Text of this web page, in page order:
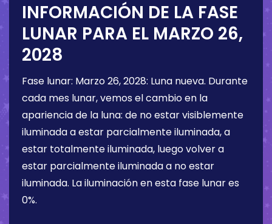
INFORMACIÓN DE LA FASE
LUNAR PARA EL MARZO 26,
2028
Fase lunar: Marzo 26, 2028: Luna nueva. Durante
cada mes lunar, vemos el cambio en la
apariencia de la luna: de no estar visiblemente
iluminada a estar parcialmente iluminada, a
estar totalmente iluminada, luego volver a
estar parcialmente iluminada a no estar
iluminada. La iluminación en esta fase lunar es
0%.